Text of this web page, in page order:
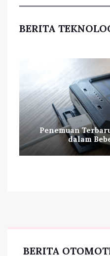
BERITA
Penemuan
dalam
BERITA